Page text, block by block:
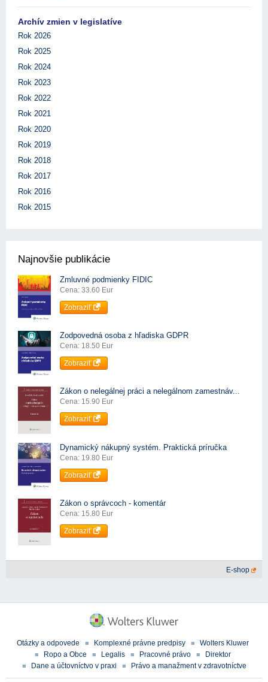
Archív zmien v legislatíve
Rok 2026
Rok 2025
Rok 2024
Rok 2023
Rok 2022
Rok 2021
Rok 2020
Rok 2019
Rok 2018
Rok 2017
Rok 2016
Rok 2015
Najnovšie publikácie
Zmluvné podmienky FIDIC
Cena: 33.60 Eur
Zobraziť
Zodpovedná osoba z hľadiska GDPR
Cena: 18.50 Eur
Zobraziť
Zákon o nelegálnej práci a nelegálnom zamestnáv...
Cena: 15.90 Eur
Zobraziť
Dynamický nákupný systém. Praktická príručka
Cena: 19.80 Eur
Zobraziť
Zákon o správcoch - komentár
Cena: 15.80 Eur
Zobraziť
E-shop
Otázky a odpovede Komplexné právne predpisy
Wolters Kluwer
Ropo a Obce
Legalis Pracovné právo
Direktor
Dane a účtovníctvo v praxi
Právo a manažment v zdravotníctve